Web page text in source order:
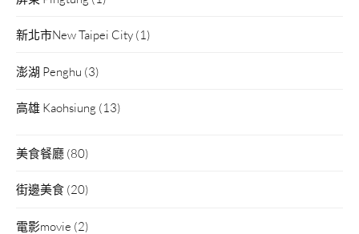
新北市New Taipei City (1)
澎湖 Penghu (3)
高雄 Kaohsiung (13)
美食餐廳 (80)
街邊美食 (20)
電影movie (2)